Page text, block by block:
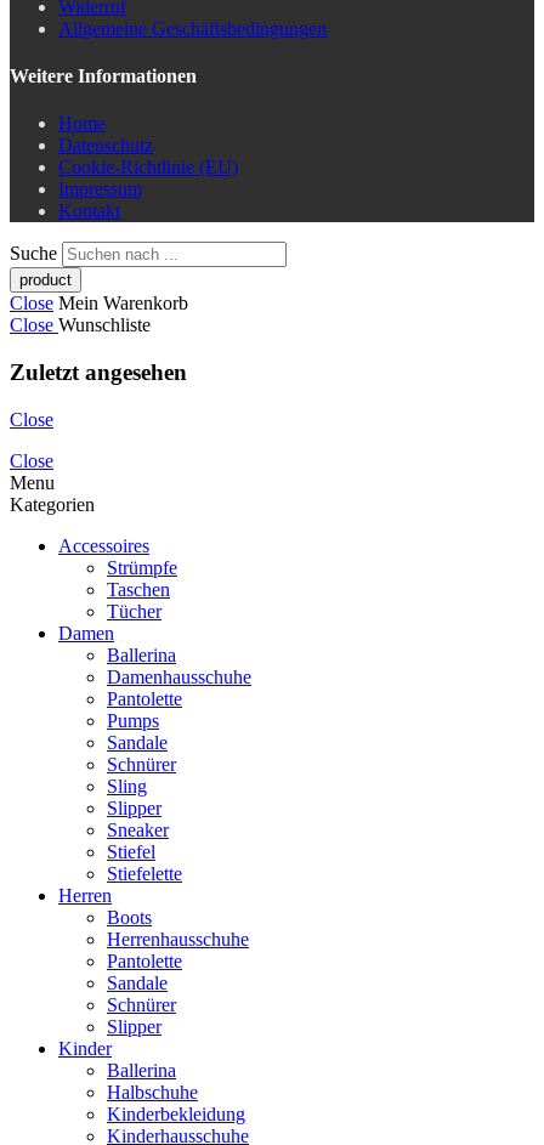
Widerruf
Allgemeine Geschäftsbedingungen
Weitere Informationen
Home
Datenschutz
Cookie-Richtlinie (EU)
Impressum
Kontakt
Suche
Close Mein Warenkorb
Close Wunschliste
Zuletzt angesehen
Close
Close
Menu
Kategorien
Accessoires
Strümpfe
Taschen
Tücher
Damen
Ballerina
Damenhausschuhe
Pantolette
Pumps
Sandale
Schnürer
Sling
Slipper
Sneaker
Stiefel
Stiefelette
Herren
Boots
Herrenhausschuhe
Pantolette
Sandale
Schnürer
Slipper
Kinder
Ballerina
Halbschuhe
Kinderbekleidung
Kinderhausschuhe